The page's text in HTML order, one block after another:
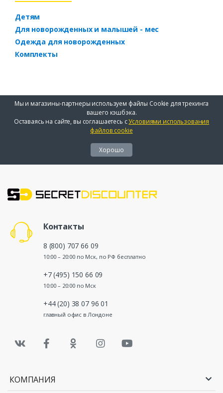
Детям
Для новорожденных и малышей - мес
Одежда для новорожденных
Комплекты
Мы и магазины-партнеры используем файлы Cookie для трекинга
вашего кэшбэка.
Оставаясь на сайте, вы соглашаетесь сУсловиями использования
файлов cookie
Хорошо
Контакты
8 (800) 707 66 09
10:00 – 20:00 по Мск, по РФ бесплатно
+7 (495) 150 66 09
10:00 – 20:00 по Мск
+44 (20) 38 07 96 01
главный офис в Лондоне
КОМПАНИЯ